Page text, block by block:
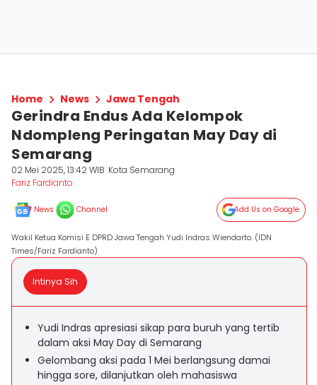
Home News Jawa Tengah
Gerindra Endus Ada Kelompok
Ndompleng Peringatan May Day di
Semarang
02 Mei 2025, 13:42 WIB Kota Semarang
Fariz Fardianto
News Channel Add Us on Google
Wakil Ketua Komisi E DPRD Jawa Tengah Yudi Indras Wiendarto. (IDN
Times/Fariz Fardianto)
Intinya Sih
Yudi Indras apresiasi sikap para buruh yang tertib
dalam aksi May Day di Semarang
Gelombang aksi pada 1 Mei berlangsung damai
hingga sore, dilanjutkan oleh mahasiswa